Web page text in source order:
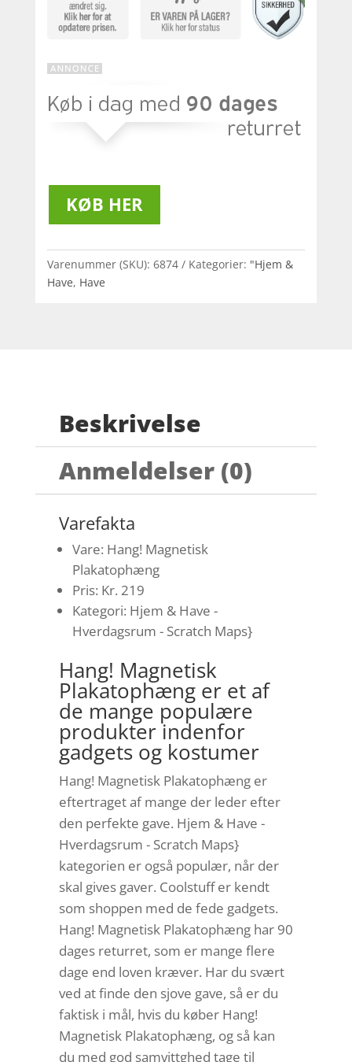
KØB HER
Varenummer (SKU): 6874 Kategorier: "Hjem &
Have, Have
Beskrivelse
Anmeldelser (0)
Varefakta
Vare: Hang! Magnetisk
Plakatophæng
Pris: Kr. 219
Kategori: Hjem & Have -
Hverdagsrum - Scratch Maps}
Hang! Magnetisk
Plakatophæng er et af
de mange populære
produkter indenfor
gadgets og kostumer
Hang! Magnetisk Plakatophæng er
eftertraget af mange der leder efter
den perfekte gave. Hjem & Have -
Hverdagsrum - Scratch Maps}
kategorien er også populær, når der
skal gives gaver. Coolstuff er kendt
som shoppen med de fede gadgets.
Hang! Magnetisk Plakatophæng har 90
dages returret, som er mange flere
dage end loven kræver. Har du svært
ved at finde den sjove gave, så er du
faktisk i mål, hvis du køber Hang!
Magnetisk Plakatophæng, og så kan
du med god samvittghed tage til